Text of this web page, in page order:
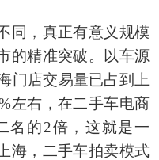
同，真正有意义规模
的精准突破。以车源
门店交易量已占到上
左右，在二手车电商
名的2倍，这就是一
海，二手车拍卖模式